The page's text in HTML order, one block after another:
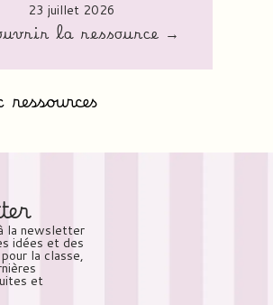
23 juillet 2026
la ressource →
la newsletter
idées et des
la classe,
et